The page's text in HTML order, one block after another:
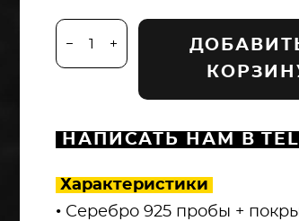
НАПИСАТЬ НАМ В
Характеристики
•⁠ Серебро 925 пробы +